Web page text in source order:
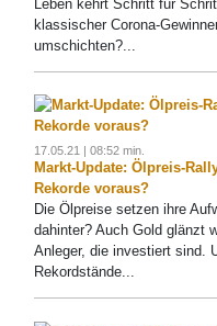
Leben kehrt Schritt für
klassischer Corona-
umschichten?...
17.05.21 | 08:52 min.
Markt-Update: Ölpreis-
Rekorde voraus?
Die Ölpreise setzen ihre
dahinter? Auch Gold glänzt
Anleger, die investiert sind.
Rekordstände...